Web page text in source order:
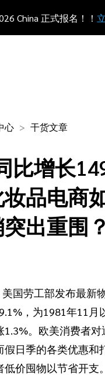
追踪
保护 监控
理平台
起量“老带新”计划
伙伴
伴营销
伴
作伙伴
partners
partners directory
察
院
China 正式报名！！
心 干货文章
比增长
品电商
出重围？
国劳工部发布最新
，为1981年11月
1.3%。欧美消费者
日季的各类优惠和
低价囤物以节省开支